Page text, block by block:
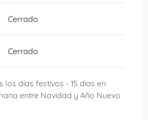
Cerrado
Cerrado
los días festivos - 15 días en
entre Navidad y Año Nuevo